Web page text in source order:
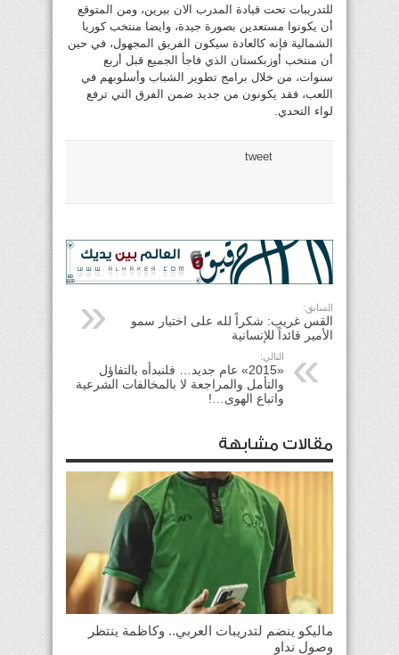
للتدريبات تحت قيادة المدرب الان بيرين، ومن المتوقع
أن يكونوا مستعدين بصورة جيدة، وايضا منتخب كوريا
الشمالية فإنه كالعادة سيكون الفريق المجهول، في حين
أن منتخب أوزبكستان الذي فاجأ الجميع قبل أربع
سنوات، من خلال برامج تطوير الشباب وأسلوبهم في
اللعب، فقد يكونون من جديد ضمن الفرق التي ترفع
لواء التحدي.
tweet
السابق:
القس غريب: شكراً لله على اختيار سمو
الأمير قائداً للإنسانية
التالي:
«2015» عام جديد… فلنبدأه بالتفاؤل
والتأمل والمراجعة لا بالمخالفات الشرعية
واتباع الهوى…!
مقالات مشابهة
ماليكو ينضم لتدريبات العربي.. وكاظمة ينتظر
وصول نداو